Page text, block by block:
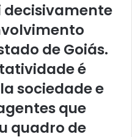
decisivamente
de Goiás.
é
sociedade e
que
quadro de